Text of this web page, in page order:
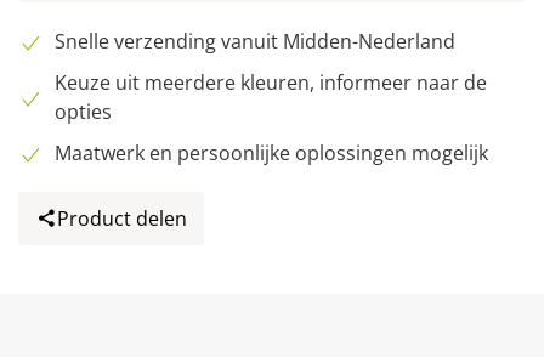
Snelle verzending vanuit Midden-Nederland
Keuze uit meerdere kleuren, informeer naar de
opties
Maatwerk en persoonlijke oplossingen mogelijk
Product delen